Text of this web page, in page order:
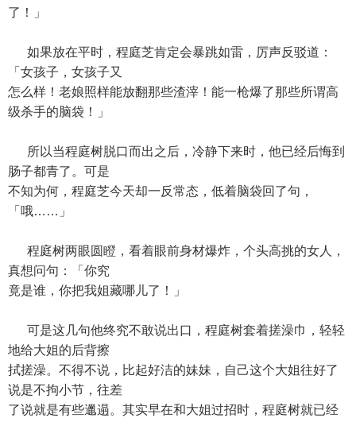
了！」
如果放在平时，程庭芝肯定会暴跳如雷，厉声反驳道：
「女孩子，女孩子又
怎么样！老娘照样能放翻那些渣滓！能一枪爆了那些所谓高
级杀手的脑袋！」
所以当程庭树脱口而出之后，冷静下来时，他已经后悔到
肠子都青了。可是
不知为何，程庭芝今天却一反常态，低着脑袋回了句，
「哦……」
程庭树两眼圆瞪，看着眼前身材爆炸，个头高挑的女人，
真想问句：「你究
竟是谁，你把我姐藏哪儿了！」
可是这几句他终究不敢说出口，程庭树套着搓澡巾，轻轻
地给大姐的后背擦
拭搓澡。不得不说，比起好洁的妹妹，自己这个大姐往好了
说是不拘小节，往差
了说就是有些邋遢。其实早在和大姐过招时，程庭树就已经